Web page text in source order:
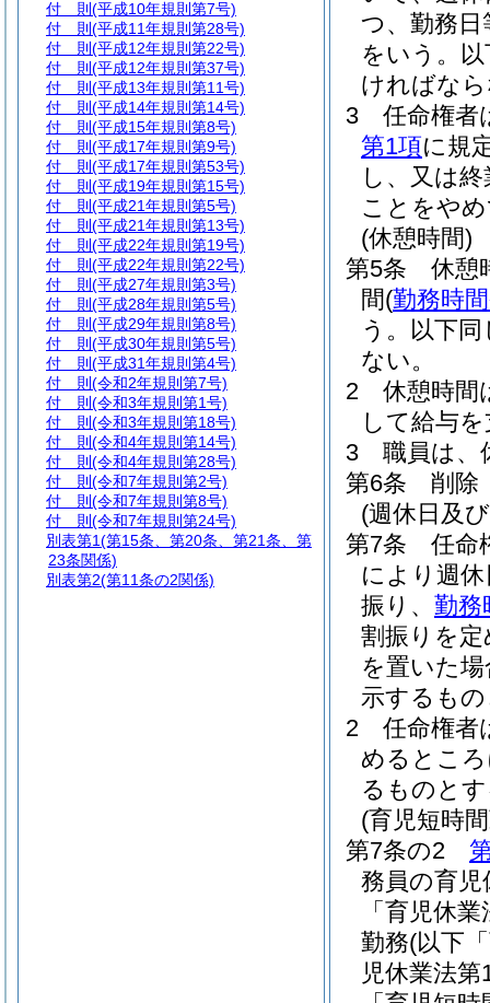
つ、勤務日
をいう。
ければな
3
任命権者
第1項に規
し、又は
ことをや
(休憩時間)
第5条
休憩
間(勤務時
う。以下同
ない。
2
休憩時間
して給与
3
職員は、
第6条
削除
(週休日及
第7条
任命
により週
振り、 勤務
割振りを
を置いた
示するも
2
任命権者
めるとこ
るものと
(育児短時
第7条の2
務員の育
「育児休
勤務(以下
児休業法
付 則 (平成10年規則第7号)
付 則 (平成11年規則第28号)
付 則 (平成12年規則第22号)
付 則 (平成12年規則第37号)
付 則 (平成13年規則第11号)
付 則 (平成14年規則第14号)
付 則 (平成15年規則第8号)
付 則 (平成17年規則第9号)
付 則 (平成17年規則第53号)
付 則 (平成19年規則第15号)
付 則 (平成21年規則第5号)
付 則 (平成21年規則第13号)
付 則 (平成22年規則第19号)
付 則 (平成22年規則第22号)
付 則 (平成27年規則第3号)
付 則 (平成28年規則第5号)
付 則 (平成29年規則第8号)
付 則 (平成30年規則第5号)
付 則 (平成31年規則第4号)
付 則 (令和2年規則第7号)
付 則 (令和3年規則第1号)
付 則 (令和3年規則第18号)
付 則 (令和4年規則第14号)
付 則 (令和4年規則第28号)
付 則 (令和7年規則第2号)
付 則 (令和7年規則第8号)
付 則 (令和7年規則第24号)
別表第1(第15条、第20条、第21条、第
23条関係)
別表第2(第11条の2関係)